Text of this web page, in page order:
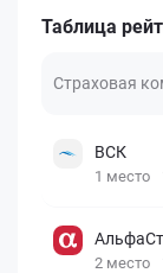
Таблица
Страховая
ВСК
1 место
2 место